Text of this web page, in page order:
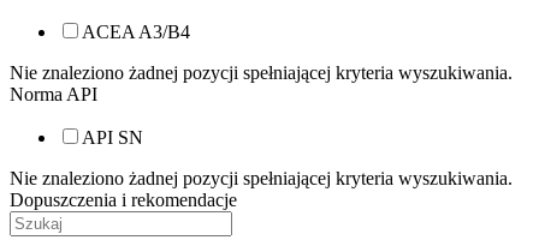
ACEA A3/B4
Nie znaleziono żadnej pozycji spełniającej kryteria wyszukiwania.
Norma API
API SN
Nie znaleziono żadnej pozycji spełniającej kryteria wyszukiwania.
Dopuszczenia i rekomendacje